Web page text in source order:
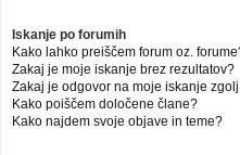
Iskanje po forumih
Kako lahko preiščem forum oz.
Zakaj je moje iskanje brez rezultatov?
Zakaj je odgovor na moje iskanje
Kako poiščem določene člane?
Kako najdem svoje objave in teme?